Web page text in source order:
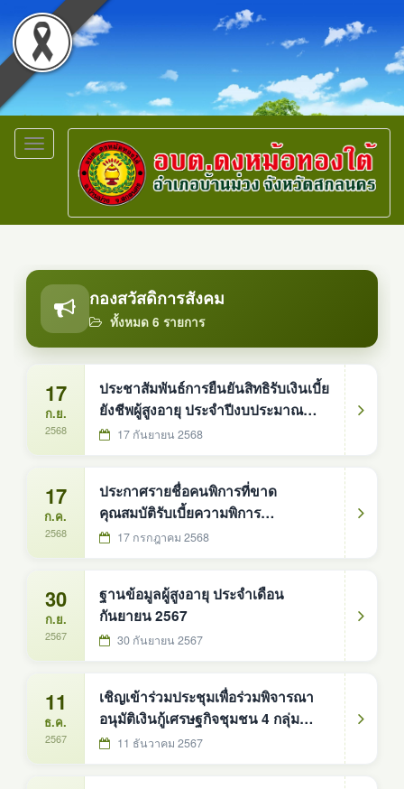
Toggle
navigation
กองสวัสดิการสังคม
ทั้งหมด 6 รายการ
17
ก.ย.
2568
ประชาสัมพันธ์การยืนยันสิทธิรับเงินเบี้ย
ยังชีพผู้สูงอายุ ประจำปีงบประมาณ
2570 ในพื้นที่ อบต.ดงหม้อทองใต้ ทั้ง
17 กันยายน 2568
17
ก.ค.
2568
ประกาศรายชื่อคนพิการที่ขาด
คุณสมบัติรับเบี้ยความพิการ
ปีงบประมาณ 2568 ประจำเดือน
17 กรกฎาคม 2568
30
ก.ย.
2567
ฐานข้อมูลผู้สูงอายุ ประจำเดือน
กันยายน 2567
30 กันยายน 2567
11
ธ.ค.
2567
เชิญเข้าร่วมประชุมเพื่อร่วมพิจารณา
อนุมัติเงินกู้เศรษฐกิจชุมชน 4 กลุ่ม
อาชีพ ประจำเดือน ธันวาม 2567
11 ธันวาคม 2567